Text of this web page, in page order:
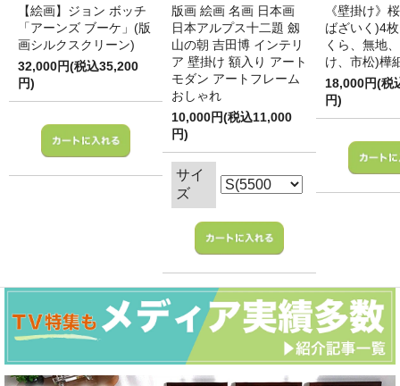
【絵画】ジョン ボッチ
「アーンズ ブーケ」(版
画シルクスクリーン)
32,000円(税込35,200
円)
版画 絵画 名画 日本画
日本アルプス十二題 劔
山の朝 吉田博 インテリ
ア 壁掛け 額入り アート
モダン アートフレーム
おしゃれ
10,000円(税込11,000
円)
サイ
ズ
《壁掛け》
ばざいく)4
くら、無地
け、市松)樺
18,000円(税
円)